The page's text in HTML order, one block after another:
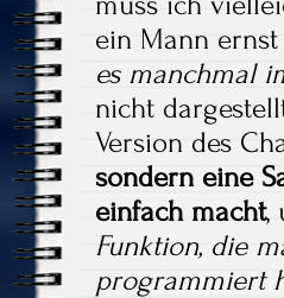
ein Mann
es manchmal
nicht
Version des
sondern eine
einfach macht,
Funktion, die
programmiert